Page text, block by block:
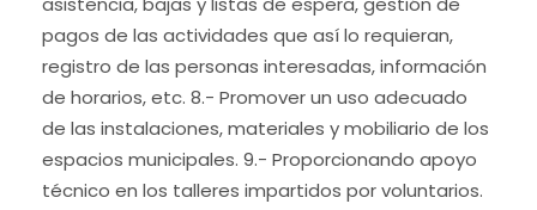
pagos de las actividades que así lo requieran,
registro de las personas interesadas, información
de horarios, etc. 8.- Promover un uso adecuado
de las instalaciones, materiales y mobiliario de los
espacios municipales. 9.- Proporcionando apoyo
técnico en los talleres impartidos por voluntarios.